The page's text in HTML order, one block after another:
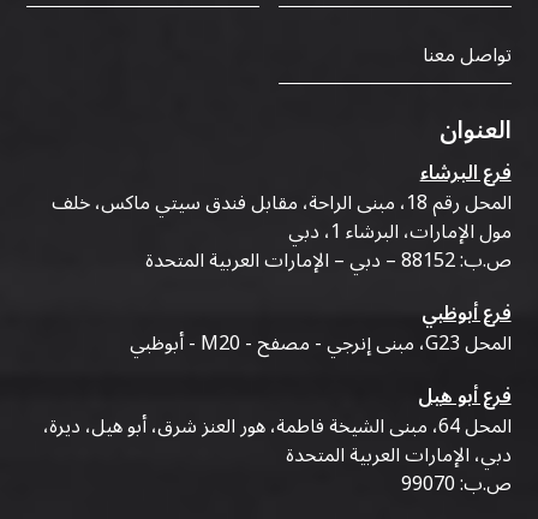
تواصل معنا
العنوان
فرع البرشاء
المحل رقم 18، مبنى الراحة، مقابل فندق سيتي ماكس، خلف
مول الإمارات، البرشاء 1، دبي
ص.ب: 88152 – دبي – الإمارات العربية المتحدة
فرع أبوظبي
المحل G23، مبنى إنرجي - مصفح - M20 - أبوظبي
فرع أبو هيل
المحل 64، مبنى الشيخة فاطمة، هور العنز شرق، أبو هيل، ديرة،
دبي، الإمارات العربية المتحدة
ص.ب: 99070